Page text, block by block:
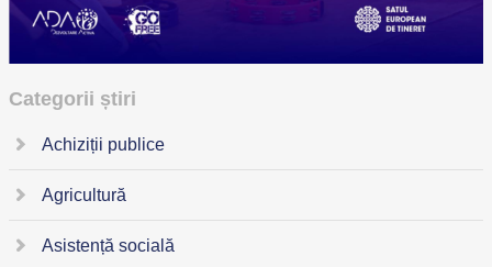
Categorii știri
Achiziții publice
Agricultură
Asistență socială